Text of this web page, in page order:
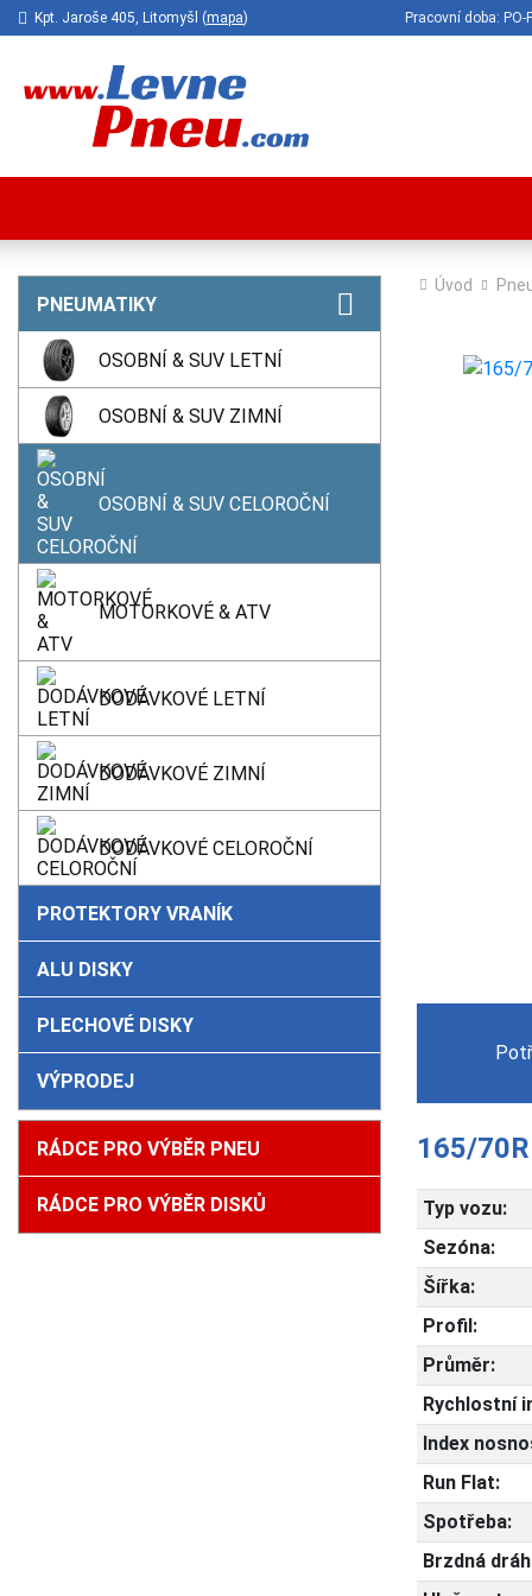
Kpt. Jaroše 405, Litomyšl (mapa) Pracovní doba: PO-
PNEUMATIKY
OSOBNÍ & SUV LETNÍ
OSOBNÍ & SUV ZIMNÍ
OSOBNÍ & SUV CELOROČNÍ
MOTORKOVÉ & ATV
DODÁVKOVÉ LETNÍ
DODÁVKOVÉ ZIMNÍ
DODÁVKOVÉ CELOROČNÍ
PROTEKTORY VRANÍK
ALU DISKY
PLECHOVÉ DISKY
VÝPRODEJ
RÁDCE PRO VÝBĚR PNEU
RÁDCE PRO VÝBĚR DISKŮ
Úvod
165/
Typ vozu:
Sezóna:
Šířka:
Profil:
Průměr:
Rychlostní
Index
Run Flat:
Spotřeba:
Brzdná